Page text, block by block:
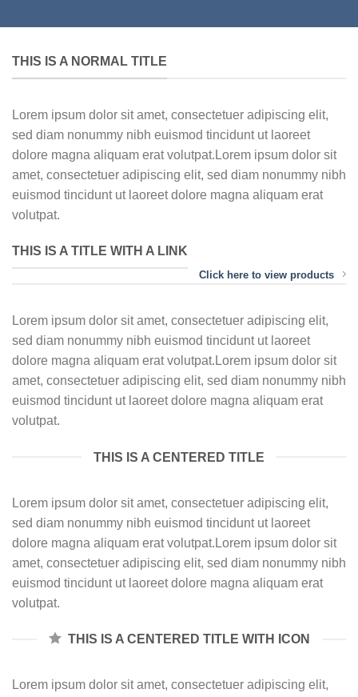
THIS IS A NORMAL TITLE
Lorem ipsum dolor sit amet, consectetuer adipiscing elit,
sed diam nonummy nibh euismod tincidunt ut laoreet
dolore magna aliquam erat volutpat.Lorem ipsum dolor sit
amet, consectetuer adipiscing elit, sed diam nonummy nibh
euismod tincidunt ut laoreet dolore magna aliquam erat
volutpat.
THIS IS A TITLE WITH A LINK
Click here to view products
Lorem ipsum dolor sit amet, consectetuer adipiscing elit,
sed diam nonummy nibh euismod tincidunt ut laoreet
dolore magna aliquam erat volutpat.Lorem ipsum dolor sit
amet, consectetuer adipiscing elit, sed diam nonummy nibh
euismod tincidunt ut laoreet dolore magna aliquam erat
volutpat.
THIS IS A CENTERED TITLE
Lorem ipsum dolor sit amet, consectetuer adipiscing elit,
sed diam nonummy nibh euismod tincidunt ut laoreet
dolore magna aliquam erat volutpat.Lorem ipsum dolor sit
amet, consectetuer adipiscing elit, sed diam nonummy nibh
euismod tincidunt ut laoreet dolore magna aliquam erat
volutpat.
THIS IS A CENTERED TITLE WITH ICON
Lorem ipsum dolor sit amet, consectetuer adipiscing elit,